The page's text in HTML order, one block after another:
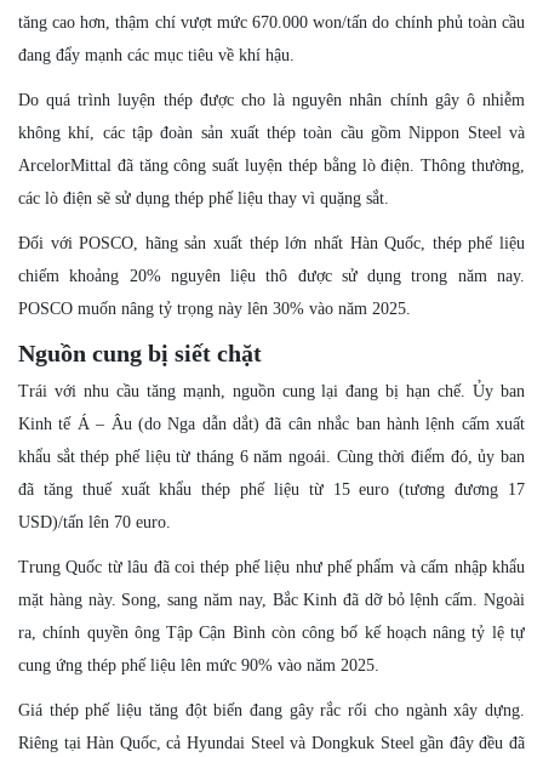
tăng cao hơn, thậm chí vượt mức 670.000 won/tấn do chính phủ toàn cầu
đang đẩy mạnh các mục tiêu về khí hậu.
Do quá trình luyện thép được cho là nguyên nhân chính gây ô nhiễm
không khí, các tập đoàn sản xuất thép toàn cầu gồm Nippon Steel và
ArcelorMittal đã tăng công suất luyện thép bằng lò điện. Thông thường,
các lò điện sẽ sử dụng thép phế liệu thay vì quặng sắt.
Đối với POSCO, hãng sản xuất thép lớn nhất Hàn Quốc, thép phế liệu
chiếm khoảng 20% nguyên liệu thô được sử dụng trong năm nay.
POSCO muốn nâng tỷ trọng này lên 30% vào năm 2025.
Nguồn cung bị siết chặt
Trái với nhu cầu tăng mạnh, nguồn cung lại đang bị hạn chế. Ủy ban
Kinh tế Á – Âu (do Nga dẫn dắt) đã cân nhắc ban hành lệnh cấm xuất
khẩu sắt thép phế liệu từ tháng 6 năm ngoái. Cùng thời điểm đó, ủy ban
đã tăng thuế xuất khẩu thép phế liệu từ 15 euro (tương đương 17
USD)/tấn lên 70 euro.
Trung Quốc từ lâu đã coi thép phế liệu như phế phẩm và cấm nhập khẩu
mặt hàng này. Song, sang năm nay, Bắc Kinh đã dỡ bỏ lệnh cấm. Ngoài
ra, chính quyền ông Tập Cận Bình còn công bố kế hoạch nâng tỷ lệ tự
cung ứng thép phế liệu lên mức 90% vào năm 2025.
Giá thép phế liệu tăng đột biến đang gây rắc rối cho ngành xây dựng.
Riêng tại Hàn Quốc, cả Hyundai Steel và Dongkuk Steel gần đây đều đã